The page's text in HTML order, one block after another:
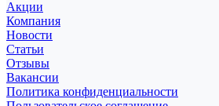
Акции
Компания
Новости
Статьи
Отзывы
Вакансии
Политика конфиденциальности